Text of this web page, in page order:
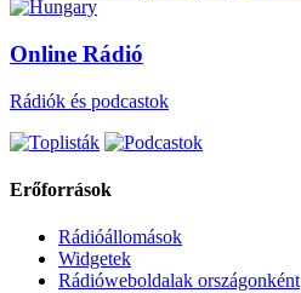
Online Rádió
Rádiók és podcastok
Erőforrások
Rádióállomások
Widgetek
Rádióweboldalak országonként